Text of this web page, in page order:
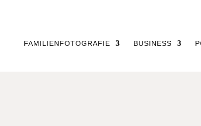
FAMILIENFOTOGRAFIE BUSINESS